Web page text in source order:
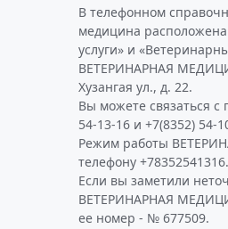
В телефонном
медицина
услуги» и
ВЕТЕРИНАРНАЯ
Хузангая ул., д. 22.
Вы можете связаться с
54-13-16 и +7(8352) 54-
Режим работы
телефону +78352541316.
Если вы заметили
ВЕТЕРИНАРНАЯ
ее номер - № 677509.